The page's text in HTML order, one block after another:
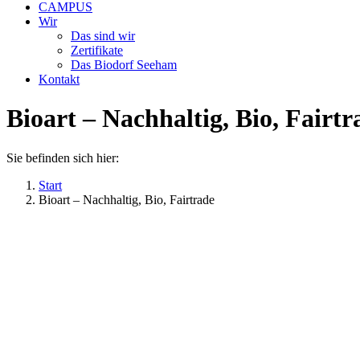
CAMPUS
Wir
Das sind wir
Zertifikate
Das Biodorf Seeham
Kontakt
Bioart – Nachhaltig, Bio,
Sie befinden sich hier:
Start
Bioart – Nachhaltig, Bio, Fairtrade